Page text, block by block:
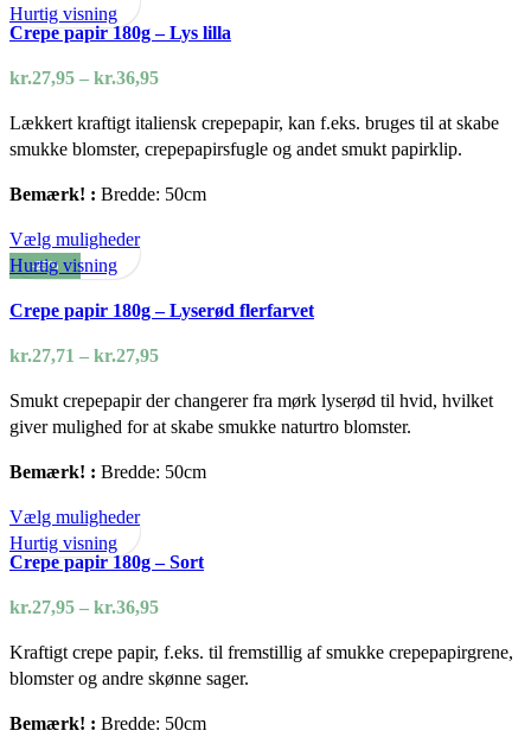
har
varianter.
Mulighederne
kan
på
Hurtig visning
Crepe papir 180g – Lys lilla
kr.27,95 – kr.36,95Prisinterval:
til
kr.36,95
Lækkert kraftigt italiensk crepepapir, kan f.eks. bruges til at skabe
smukke blomster, crepepapirsfugle og andet smukt papirklip.
Bemærk! : Bredde: 50cm
Vælg mulighederDette
flere
Mulighederne
kan
vælges
varesiden
Hurtig visning
-25%
Crepe papir 180g – Lyserød flerfarvet
kr.27,71 – kr.27,95Prisinterval:
til
kr.27,95
Smukt crepepapir der changerer fra mørk lyserød til hvid, hvilket
giver mulighed for at skabe smukke naturtro blomster.
Bemærk! : Bredde: 50cm
Vælg mulighederDette
har
varianter.
Mulighederne
kan
på
Hurtig visning
Crepe papir 180g – Sort
kr.27,95 – kr.36,95Prisinterval:
til
kr.36,95
Kraftigt crepe papir, f.eks. til fremstillig af smukke crepepapirgrene,
blomster og andre skønne sager.
Bemærk! : Bredde: 50cm